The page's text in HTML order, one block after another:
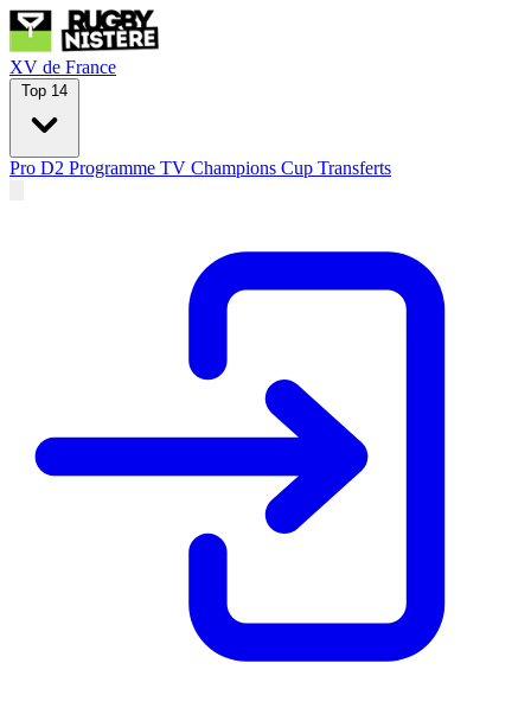
XV de France
Top 14
Pro D2 Programme TV Champions Cup Transferts